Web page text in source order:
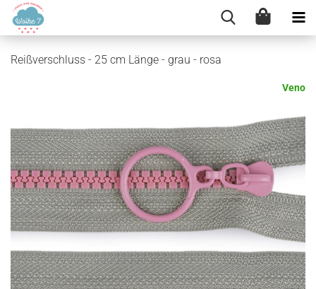
Reißverschluss - 25 cm Länge - grau - rosa
Veno